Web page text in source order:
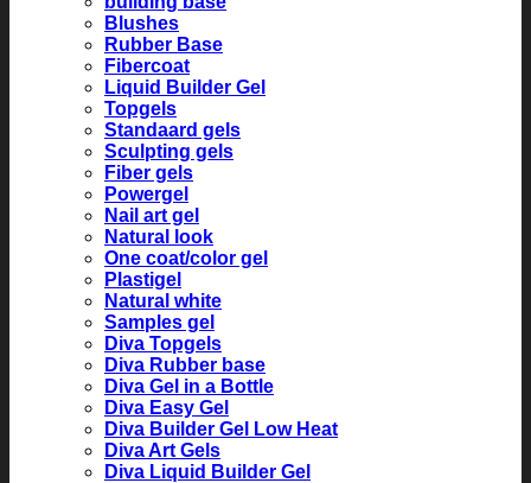
Blushes
Rubber Base
Fibercoat
Liquid Builder Gel
Topgels
Standaard gels
Sculpting gels
Fiber gels
Powergel
Nail art gel
Natural look
One coat/color gel
Plastigel
Natural white
Samples gel
Diva Topgels
Diva Rubber base
Diva Gel in a Bottle
Diva Easy Gel
Diva Builder Gel Low Heat
Diva Art Gels
Diva Liquid Builder Gel